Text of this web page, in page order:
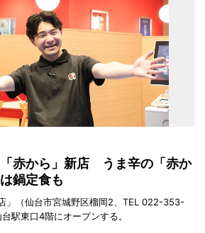
赤から」新店 うま辛の「赤か
鍋定食も
」（仙台市宮城野区榴岡2、TEL 022-353-
駅東口4階にオープンする。